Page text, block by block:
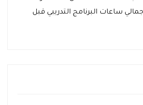
ساعات البرنامج التدريبي قبل